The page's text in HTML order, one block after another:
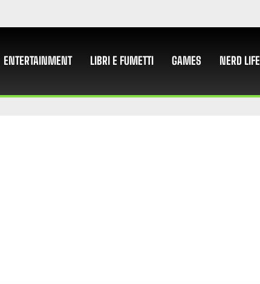
ENTERTAINMENT LIBRI E FUMETTI GAMES NERD LIFE